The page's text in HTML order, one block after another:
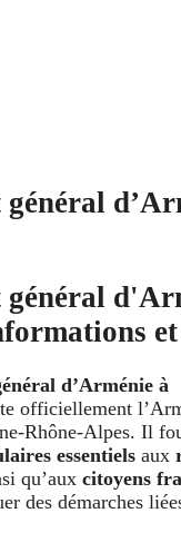
général
et
d’Arménie à
officiellement
Rhône-Alpes. Il
essentiels aux
qu’aux citoyens
des démarches